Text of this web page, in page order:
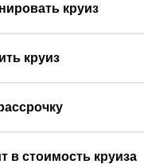
круиз
круиз
в стоимость круиза